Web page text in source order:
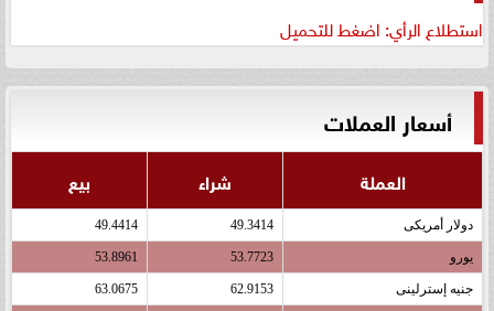
استطلاع الرأي: اضغط للتحميل
أسعار العملات
العملة شراء بيع
دولار أمريكى 49.3414
49.4414
يورو 53.7723
53.8961
جنيه إسترلينى 62.9153
63.0675